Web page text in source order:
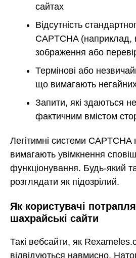
сайтах
Відсутність
CAPTCHA (наприклад,
зображення або
Термінові або
що вимагають
Запити, які здаються
фактичним вмістом
Легітимні системи CAPTCHA
вимагають увімкнення
функціонування. Будь-який
розглядати як підозрілий.
Як користувачі
шахрайські сайти
Такі вебсайти, як
відвідуються навмисно.